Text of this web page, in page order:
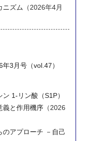
ニズム （2026年4月
3月号（vol.47）
1-リン酸（S1P）
義と作用機序（2026
アプローチ －自己